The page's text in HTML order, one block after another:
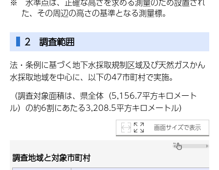
た、その周辺の高さの基準となる測量標。
2 調査範囲
法・条例に基づく地下水採取規制区域及び天然ガスかん
水採取地域を中心に、以下の47市町村で実施。
（調査対象面積は、県全体（5,156.7平方キロメート
ル）の約6割にあたる3,208.5平方キロメートル）
画面サイズで表示
調査地域と対象市町村